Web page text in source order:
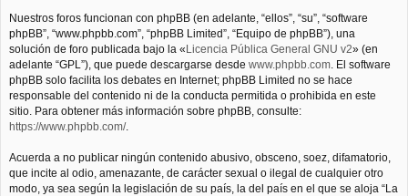
Nuestros foros funcionan con phpBB (en adelante, “ellos”, “su”, “software
phpBB”, “www.phpbb.com”, “phpBB Limited”, “Equipo de phpBB”), una
solución de foro publicada bajo la «Licencia Pública General GNU v2» (en
adelante “GPL”), que puede descargarse desde www.phpbb.com. El software
phpBB solo facilita los debates en Internet; phpBB Limited no se hace
responsable del contenido ni de la conducta permitida o prohibida en este
sitio. Para obtener más información sobre phpBB, consulte:
https://www.phpbb.com/.
Acuerda a no publicar ningún contenido abusivo, obsceno, soez, difamatorio,
que incite al odio, amenazante, de carácter sexual o ilegal de cualquier otro
modo, ya sea según la legislación de su país, la del país en el que se aloja “La